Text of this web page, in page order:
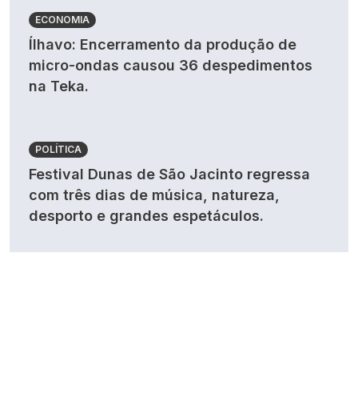
ECONOMIA
Ílhavo: Encerramento da produção de
micro-ondas causou 36 despedimentos
na Teka.
POLÍTICA
Festival Dunas de São Jacinto regressa
com três dias de música, natureza,
desporto e grandes espetáculos.